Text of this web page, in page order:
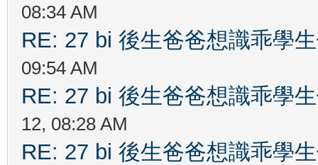
08:34 AM
RE: 27 bi 後生爸爸想識乖學
09:54 AM
RE: 27 bi 後生爸爸想識乖學
12, 08:28 AM
RE: 27 bi 後生爸爸想識乖學